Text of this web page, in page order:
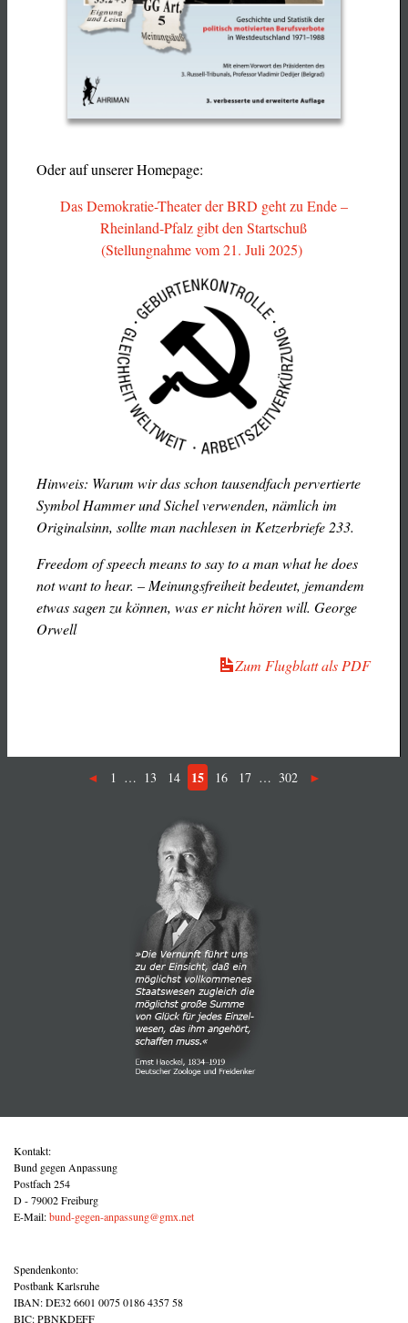
Oder auf unserer Homepage:
Das Demokratie-Theater der BRD geht zu Ende –
Rheinland-Pfalz gibt den Startschuß
(Stellungnahme vom 21. Juli 2025)
Hinweis: Warum wir das schon tausendfach pervertierte
Symbol Hammer und Sichel verwenden, nämlich im
Originalsinn, sollte man nachlesen in Ketzerbriefe 233.
Freedom of speech means to say to a man what he does
not want to hear. – Meinungsfreiheit bedeutet, jemandem
etwas sagen zu können, was er nicht hören will. George
Orwell
Zum Flugblatt als PDF
1 … 13 14 15 16 17 … 302
Kontakt:
Bund gegen Anpassung
Postfach 254
D - 79002 Freiburg
E-Mail:bund-gegen-anpassung@gmx.net
Spendenkonto:
Postbank Karlsruhe
IBAN: DE32 6601 0075 0186 4357 58
BIC: PBNKDEFF